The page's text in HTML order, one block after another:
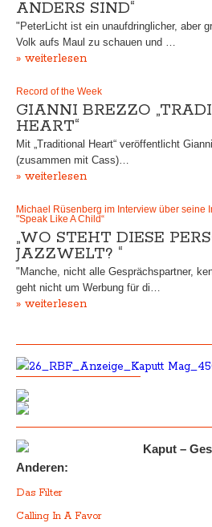
ANDERS SIND“
"PeterLicht ist ein unaufdringlicher, aber
Volk aufs Maul zu schauen und …
» weiterlesen
Record of the Week
GIANNI BREZZO
HEART“
Mit „Traditional Heart“ veröffentlicht
(zusammen mit Cass)…
» weiterlesen
Michael Rüsenberg im Interview über seine
"Speak Like A Child“
„WO STEHT DIESE
JAZZWELT? “
"Manche, nicht alle Gesprächspartner,
geht nicht um Werbung für di…
» weiterlesen
Kaput –
Anderen:
Das Filter
Calling In A Favor